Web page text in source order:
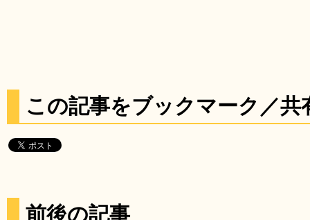
この記事をブックマーク／共
前後の記事